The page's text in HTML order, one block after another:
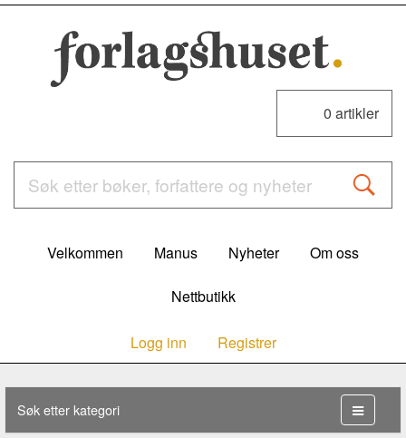
0 artikler
Velkommen Manus Nyheter Om oss
Nettbutikk
Logg inn Registrer
Søk etter kategori